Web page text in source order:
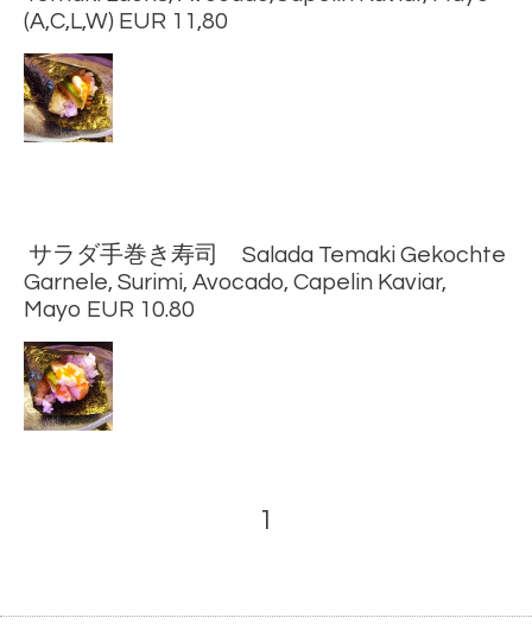
(A,C,L,W) EUR 11,80
サラダ手巻き寿司 Salada Temaki Gekochte
Garnele, Surimi, Avocado, Capelin Kaviar,
Mayo EUR 10.80
1